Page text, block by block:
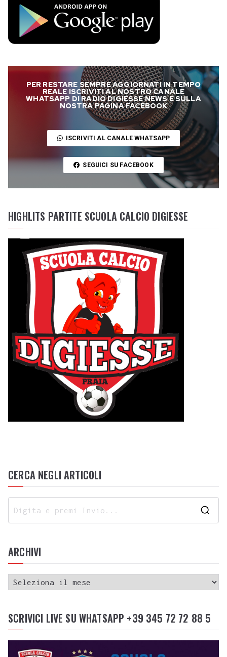
PER RESTARE SEMPRE AGGIORNATI IN TEMPO
REALE ISCRIVITI AL NOSTRO CANALE
WHATSAPP DI RADIO DIGIESSE NEWS E SULLA
NOSTRA PAGINA FACEBOOK
ISCRIVITI AL CANALE WHATSAPP
SEGUICI SU FACEBOOK
HIGHLITS PARTITE SCUOLA CALCIO DIGIESSE
CERCA NEGLI ARTICOLI
ARCHIVI
SCRIVICI LIVE SU WHATSAPP +39 345 72 72 88 5